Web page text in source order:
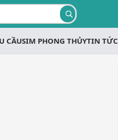
CẦUSIM PHONG THỦYTIN TỨC